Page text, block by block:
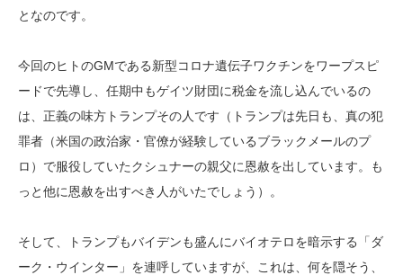
となのです。
今回のヒトのGMである新型コロナ遺伝子ワクチンをワープスピ
ードで先導し、任期中もゲイツ財団に税金を流し込んでいるの
は、正義の味方トランプその人です（トランプは先日も、真の犯
罪者（米国の政治家・官僚が経験しているブラックメールのプ
ロ）で服役していたクシュナーの親父に恩赦を出しています。も
っと他に恩赦を出すべき人がいたでしょう）。
そして、トランプもバイデンも盛んにバイオテロを暗示する「ダ
ーク・ウインター」を連呼していますが、これは、何を隠そう、